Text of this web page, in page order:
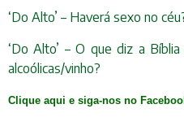
‘Do Alto’ – Haverá sexo no
‘Do Alto’ – O que diz a
alcoólicas/vinho?
Clique aqui e siga-nos no